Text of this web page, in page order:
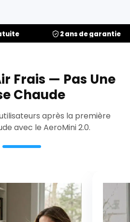
2 ans de garantie
Frais — Pas Une
Chaude
après la première
avec le AeroMini 2.0.